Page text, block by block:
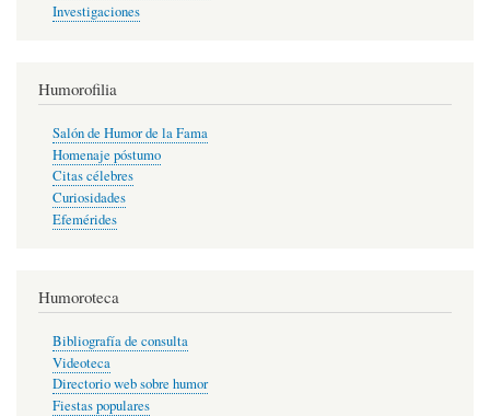
Investigaciones
Humorofilia
Salón de Humor de la Fama
Homenaje póstumo
Citas célebres
Curiosidades
Efemérides
Humoroteca
Bibliografía de consulta
Videoteca
Directorio web sobre humor
Fiestas populares